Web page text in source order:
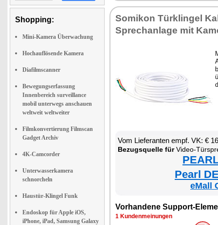
Shopping:
Mini-Kamera Überwachung
Hochauflösende Kamera
Diafilmscanner
Bewegungserfassung
Innenbereich surveillance
mobil unterwegs anschauen
weltweit weltweiter
Filmkonvertierung Filmscan
Gadget Archiv
4K-Camcorder
Unterwasserkamera
schnorcheln
Haustür-Klingel Funk
Endoskop für Apple iOS,
iPhone, iPad, Samsung Galaxy
Somikon Türklingel
Sprechanlage mit
Vom Lieferanten empf. VK: €
Bezugsquelle fürVideo-
Pearl
eMall
Vorhandene Support-
1 Kundenmeinungen